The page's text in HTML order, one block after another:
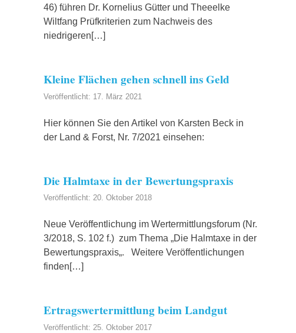
46) führen Dr. Kornelius Gütter und Theeelke
Wiltfang Prüfkriterien zum Nachweis des
niedrigeren[…]
Kleine Flächen gehen schnell ins Geld
Veröffentlicht: 17. März 2021
Hier können Sie den Artikel von Karsten Beck in
der Land & Forst, Nr. 7/2021 einsehen:
Die Halmtaxe in der Bewertungspraxis
Veröffentlicht: 20. Oktober 2018
Neue Veröffentlichung im Wertermittlungsforum (Nr.
3/2018, S. 102 f.) zum Thema „Die Halmtaxe in der
Bewertungspraxis„. Weitere Veröffentlichungen
finden[…]
Ertragswertermittlung beim Landgut
Veröffentlicht: 25. Oktober 2017